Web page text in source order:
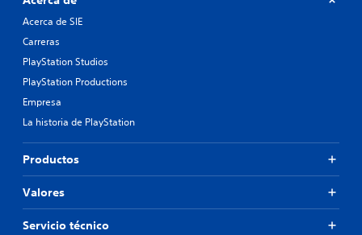
Acerca de SIE
Carreras
PlayStation Studios
PlayStation Productions
Empresa
La historia de PlayStation
Productos
Valores
Servicio técnico